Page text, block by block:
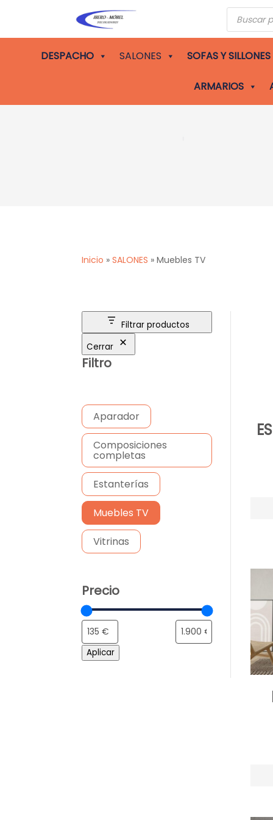
Búsqueda
de
DESPACHO
SALONES SOFAS Y SILLONES
ARMARIOS
Inicio »SALONES »Muebles TV
Filtrar productos
Cerrar
Filtro
Aparador
Composiciones
completas
Estanterías
Muebles TV
Vitrinas
Precio
Aplicar